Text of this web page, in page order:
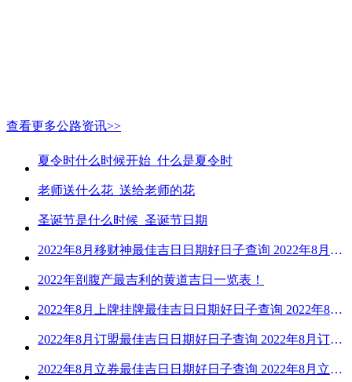
查看更多公路资讯>>
夏令时什么时候开始_什么是夏令时
老师送什么花_送给老师的花
圣诞节是什么时候_圣诞节日期
2022年8月移财神最佳吉日日期好日子查询 2022年8月移财神吉日一览
2022年剖腹产最吉利的黄道吉日一览表！
2022年8月上牌挂牌最佳吉日日期好日子查询 2022年8月上牌吉日精选
2022年8月订盟最佳吉日日期好日子查询 2022年8月订盟黄道吉日一览
2022年8月立券最佳吉日日期好日子查询 2022年8月立券的黄道吉日一览